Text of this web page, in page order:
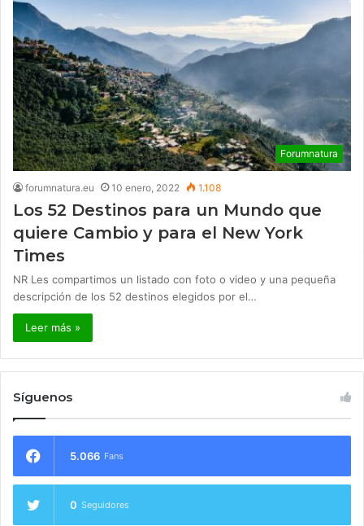
Forumnatura
forumnatura.eu 10 enero, 2022 1.108
Los 52 Destinos para un Mundo que
quiere Cambio y para el New York
Times
NR Les compartimos un listado con foto o video y una pequeña
descripción de los 52 destinos elegidos por el…
Leer más »
Síguenos
5.066 Fans
0 Seguidores